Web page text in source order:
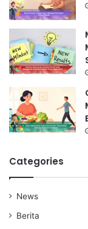
Categories
News
Berita